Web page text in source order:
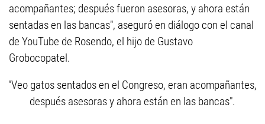
acompañantes; después fueron asesoras, y ahora están
sentadas en las bancas", aseguró en diálogo con el canal
de YouTube de Rosendo, el hijo de Gustavo
Grobocopatel.
"Veo gatos sentados en el Congreso, eran acompañantes,
después asesoras y ahora están en las bancas".